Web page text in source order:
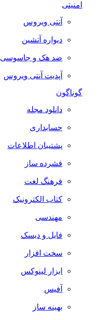
امنیتی
آنتی ویروس
دیواره آتشین
ضد هک و جاسوسی
آپدیت آنتی ویروس
گوناگون
دانلود مجله
حسابداری
پشتیبان اطلاعات
فشرده ساز
فرهنگ لغت
کتاب الکترونیک
مهندسی
فایل و دیسک
سخت افزار
ابزار لینوکس
آفیس
بهینه ساز